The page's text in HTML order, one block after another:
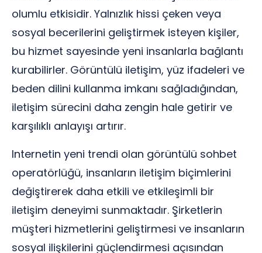
olumlu etkisidir. Yalnızlık hissi çeken veya
sosyal becerilerini geliştirmek isteyen kişiler,
bu hizmet sayesinde yeni insanlarla bağlantı
kurabilirler. Görüntülü iletişim, yüz ifadeleri ve
beden dilini kullanma imkanı sağladığından,
iletişim sürecini daha zengin hale getirir ve
karşılıklı anlayışı artırır.
Internetin yeni trendi olan görüntülü sohbet
operatörlüğü, insanların iletişim biçimlerini
değiştirerek daha etkili ve etkileşimli bir
iletişim deneyimi sunmaktadır. Şirketlerin
müşteri hizmetlerini geliştirmesi ve insanların
sosyal ilişkilerini güçlendirmesi açısından